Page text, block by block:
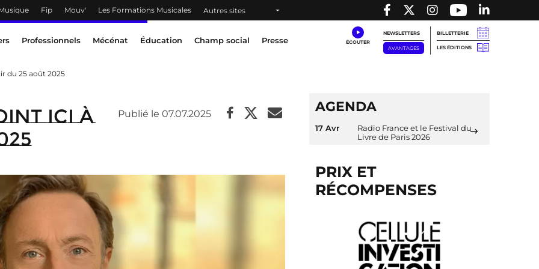
Fip Mouv' Les Formations Musicales Autres sites
Professionnels Mécénat Éducation Champ social Presse
NEWSLETTERS
AVANTAGES
BILLETTERIE
LES ÉDITIONS
du 25 août 2025
ICI à
Publié le 07.07.2025 AGENDA
17 Avr
Radio France et le Festival du
Livre de Paris 2026
PRIX ET
RÉCOMPENSES